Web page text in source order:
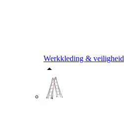
Werkkleding & veiligheid